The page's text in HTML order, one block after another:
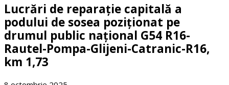
Lucrări de reparație capitală a
podului de sosea poziționat pe
drumul public național G54 R16-
Rautel-Pompa-Glijeni-Catranic-R16,
km 1,73